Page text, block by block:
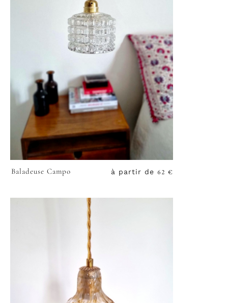
Baladeuse Campo à partir de 62 €